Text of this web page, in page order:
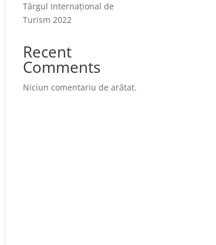
Târgul Internațional de
Turism 2022
Recent
Comments
Niciun comentariu de arătat.